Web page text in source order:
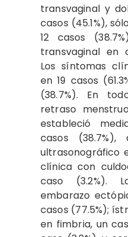
transvaginal y
casos (45.1%),
12 casos
transvaginal en
Los síntomas
en 19 casos
(38.7%). En
retraso
estableció
casos
ultrasonográfico
clínica con
caso (3.2%).
embarazo
casos (77.5%);
en fimbria, un